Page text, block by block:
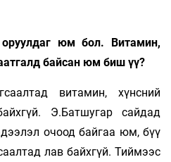
юм бол. Витамин,
байсан юм биш үү?
витамин, хүнсний
Э.Батшугар сайдад
очоод байгаа юм, бүү
лав байхгүй. Тиймээс